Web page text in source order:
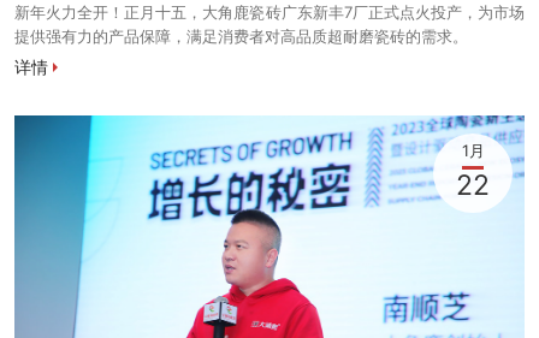
新年火力全开！正月十五，大角鹿瓷砖广东新丰7厂正式点火投产，为市场
提供强有力的产品保障，满足消费者对高品质超耐磨瓷砖的需求。
详情
1月
22